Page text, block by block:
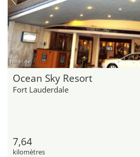
hotel.de
Ocean Sky Resort
Fort Lauderdale
7,64
kilomètres